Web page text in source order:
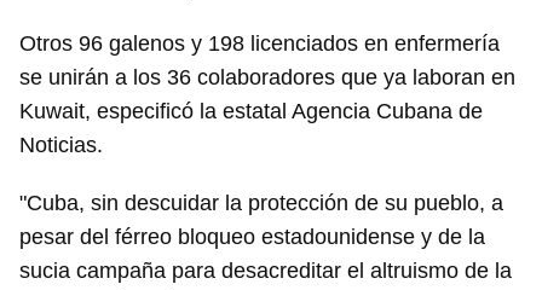
Otros 96 galenos y 198 licenciados en enfermería
se unirán a los 36 colaboradores que ya laboran en
Kuwait, especificó la estatal Agencia Cubana de
Noticias.
"Cuba, sin descuidar la protección de su pueblo, a
pesar del férreo bloqueo estadounidense y de la
sucia campaña para desacreditar el altruismo de la